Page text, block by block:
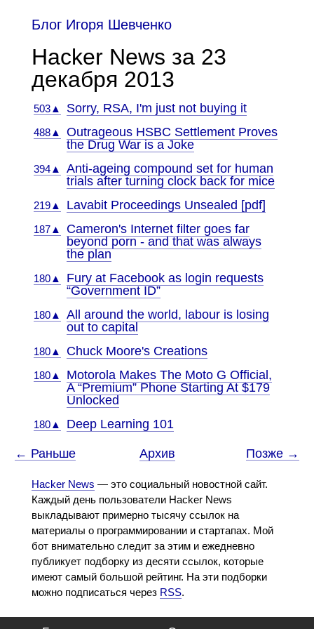
Блог Игоря Шевченко
Hacker News за 23
декабря 2013
503▲ Sorry, RSA, I'm just not buying it
488▲
Outrageous HSBC Settlement Proves
the Drug War is a Joke
394▲
Anti-ageing compound set for human
trials after turning clock back for mice
219▲ Lavabit Proceedings Unsealed [pdf]
187▲
Cameron's Internet filter goes far
beyond porn - and that was always
the plan
180▲
Fury at Facebook as login requests
“Government ID”
180▲
All around the world, labour is losing
out to capital
180▲ Chuck Moore's Creations
180▲
Motorola Makes The Moto G Official,
A “Premium” Phone Starting At $179
Unlocked
180▲ Deep Learning 101
← Раньше Архив Позже →
Hacker News — это социальный новостной сайт.
Каждый день пользователи Hacker News
выкладывают примерно тысячу ссылок на
материалы о программировании и стартапах. Мой
бот внимательно следит за этим и ежедневно
публикует подборку из десяти ссылок, которые
имеют самый большой рейтинг. На эти подборки
можно подписаться через RSS.